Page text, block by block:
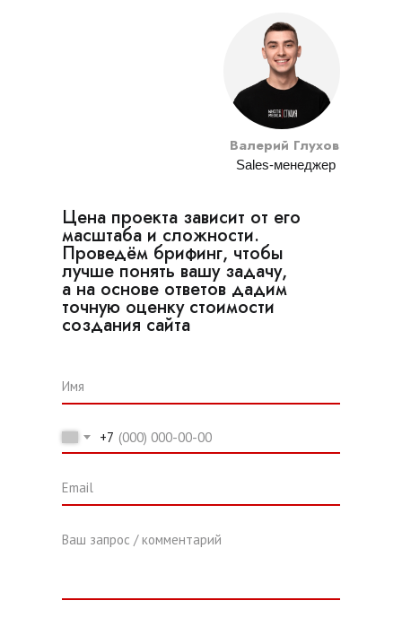
Валерий Глухов
Имя
+7
Email
Ваш запрос / комментарий
Цена проекта зависит от его
масштаба и сложности.
Проведём брифинг, чтобы
лучше понять вашу задачу,
а на основе ответов дадим
точную оценку стоимости
создания сайта
Sales-менеджер